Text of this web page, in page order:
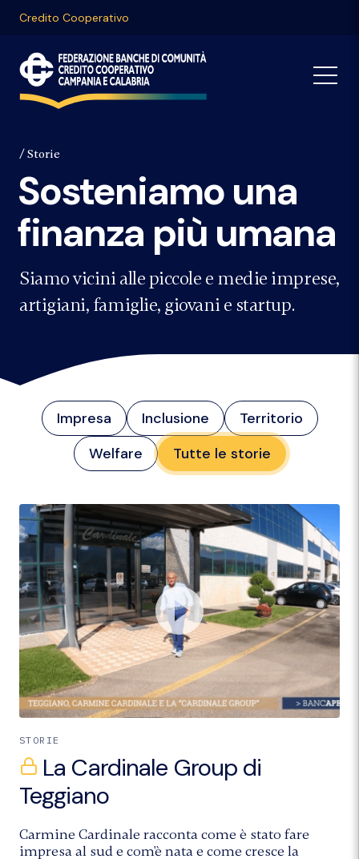
Credito Cooperativo
Storie
Sosteniamo una
finanza più umana
Siamo vicini alle piccole e medie imprese,
artigiani, famiglie, giovani e startup.
Impresa Inclusione
Territorio
Welfare
Tutte le storie
STORIE
La Cardinale Group di
Teggiano
Carmine Cardinale racconta come è stato fare
impresa al sud e com'è nata e come cresce la